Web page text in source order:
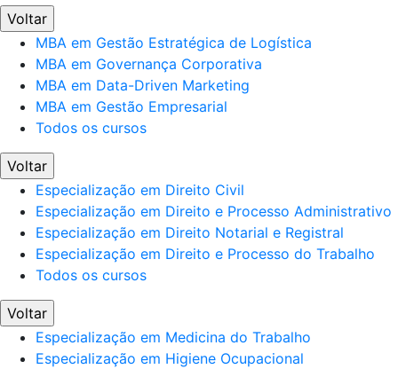
Voltar
MBA em Gestão Estratégica de Logística
MBA em Governança Corporativa
MBA em Data-Driven Marketing
MBA em Gestão Empresarial
Todos os cursos
Voltar
Especialização em Direito Civil
Especialização em Direito e Processo Administrativo
Especialização em Direito Notarial e Registral
Especialização em Direito e Processo do Trabalho
Todos os cursos
Voltar
Especialização em Medicina do Trabalho
Especialização em Higiene Ocupacional